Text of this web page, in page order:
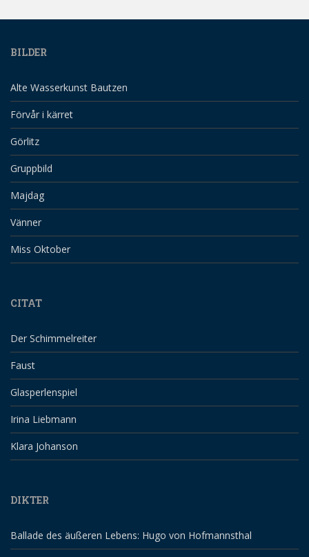
BILDER
Alte Wasserkunst Bautzen
Förvår i kärret
Görlitz
Gruppbild
Majdag
Vänner
Miss Oktober
CITAT
Der Schimmelreiter
Faust
Glasperlenspiel
Irina Liebmann
Klara Johanson
DIKTER
Ballade des äußeren Lebens: Hugo von Hofmannsthal